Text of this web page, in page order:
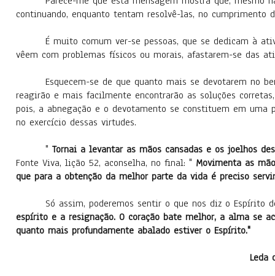
continuando, enquanto tentam resolvê-las, no
É muito comum ver-se pessoas, que se dedicam à
vêem com problemas físicos ou morais, afastarem-se das
Esquecem-se de que quanto mais se devotarem no
reagirão e mais facilmente encontrarão as soluções
pois, a abnegação e o devotamento se constituem em
no exercício dessas virtudes.
" Tornai a levantar as mãos cansadas e os joelhos
Fonte Viva, lição 52, aconselha, no final: " Movimenta as
que para a obtenção da melhor parte da vida é preciso
Só assim, poderemos sentir o que nos diz o Espírito
espírito e a resignação. O coração bate melhor, a alma se
quanto mais profundamente abalado estiver o Espírito."
Leda